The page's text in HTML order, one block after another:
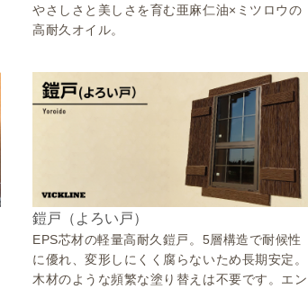
やさしさと美しさを育む亜麻仁油×ミツロウの
高耐久オイル。
鎧戸（よろい戸）
EPS芯材の軽量高耐久鎧戸。5層構造で耐候性
に優れ、変形しにくく腐らないため長期安定。
木材のような頻繁な塗り替えは不要です。エン